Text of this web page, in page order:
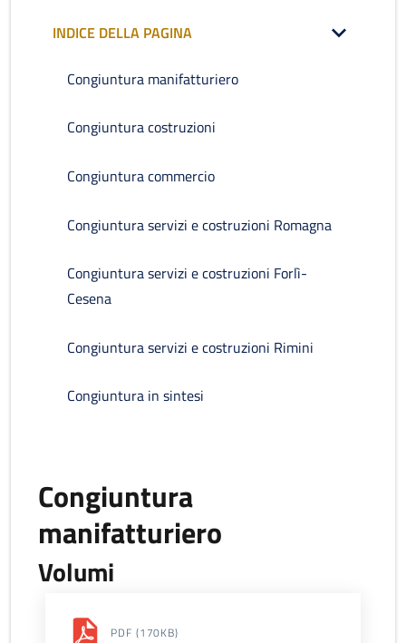
INDICE DELLA PAGINA
Congiuntura manifatturiero
Congiuntura costruzioni
Congiuntura commercio
Congiuntura servizi e costruzioni Romagna
Congiuntura servizi e costruzioni Forlì-
Cesena
Congiuntura servizi e costruzioni Rimini
Congiuntura in sintesi
Congiuntura
manifatturiero
Volumi
PDF (170KB)